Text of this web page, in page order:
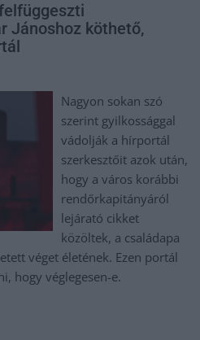
Jánoshoz köthető,
Nagyon sokan szó
szerint gyilkossággal
vádolják a hírportál
szerkesztőit azok után,
hogy a város korábbi
rendőrkapitányáról
lejárató cikket
közöltek, a családapa
véget életének. Ezen portál
hogy véglegesen-e.